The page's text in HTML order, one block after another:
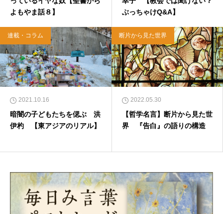
よもやま話８】
ぶっちゃけQ&A】
連載・コラム
2021.10.16
暗闇の子どもたちを偲ぶ 洪
伊杓 【東アジアのリアル】
断片から見た世界
2022.05.30
【哲学名言】断片から見た世
界 『告白』の語りの構造